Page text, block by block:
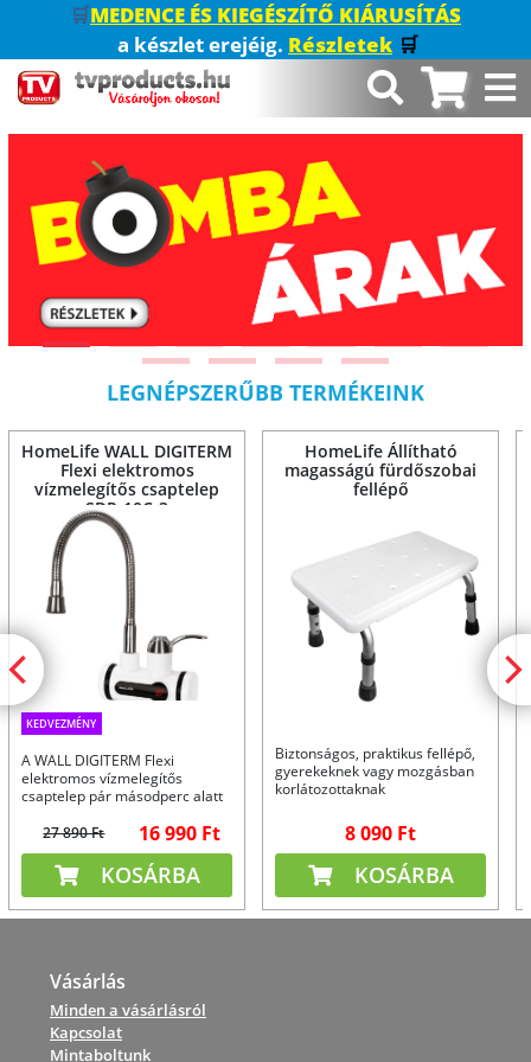
🛒MEDENCE ÉS KIEGÉSZÍTŐ KIÁRUSÍTÁS
a készlet erejéig. Részletek 🛒
LEGNÉPSZERŰBB TERMÉKEINK
HomeLife WALL DIGITERM
Flexi elektromos
vízmelegítős csaptelep
SDR-10C-3
KEDVEZMÉNY
A WALL DIGITERM Flexi
elektromos vízmelegítős
csaptelep pár másodperc alatt
könnyedén juthat meleg vízhez
olyan helyeken, ahol a
melegvíz-ellátás nem biztosított
27 890 Ft 16 990 Ft
KOSÁRBA
HomeLife Állítható
magasságú fürdőszobai
fellépő
Biztonságos, praktikus fellépő,
gyerekeknek vagy mozgásban
korlátozottaknak
8 090 Ft
KOSÁRBA
Vásárlás
Minden a vásárlásról
Kapcsolat
Mintaboltunk